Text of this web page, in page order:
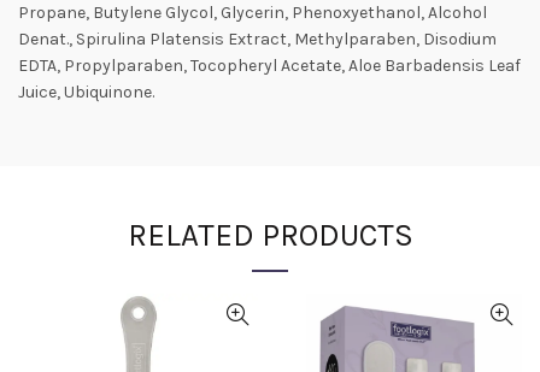
Propane, Butylene Glycol, Glycerin, Phenoxyethanol, Alcohol
Denat., Spirulina Platensis Extract, Methylparaben, Disodium
EDTA, Propylparaben, Tocopheryl Acetate, Aloe Barbadensis Leaf
Juice, Ubiquinone.
RELATED PRODUCTS